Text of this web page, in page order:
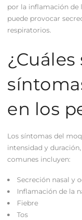
por la inflamación de
puede provocar
respiratorios.
en los
Los síntomas del
intensidad y
comunes incluyen:
Secreción nasal y
Inflamación de la
Fiebre
Tos